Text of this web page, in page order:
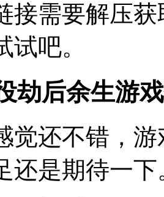
接需要解压
吧。
劫后余生游
觉还不错，
还是期待一下